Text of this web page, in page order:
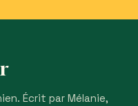
Écrit par Mélanie,